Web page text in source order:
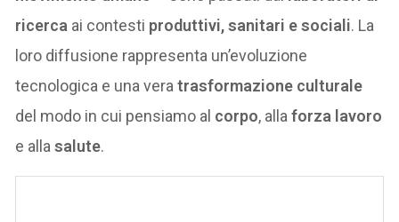
ricerca ai contesti produttivi, sanitari e sociali. La
loro diffusione rappresenta un’evoluzione
tecnologica e una veratrasformazione culturale
del modo in cui pensiamo al corpo, allaforza lavoro
e allasalute.